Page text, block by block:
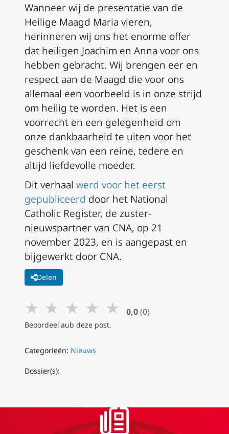
Wanneer wij de presentatie van de
Heilige Maagd Maria vieren,
herinneren wij ons het enorme offer
dat heiligen Joachim en Anna voor ons
hebben gebracht. Wij brengen eer en
respect aan de Maagd die voor ons
allemaal een voorbeeld is in onze strijd
om heilig te worden. Het is een
voorrecht en een gelegenheid om
onze dankbaarheid te uiten voor het
geschenk van een reine, tedere en
altijd liefdevolle moeder.
Dit verhaal werd voor het eerst
gepubliceerd door het National
Catholic Register, de zuster-
nieuwspartner van CNA, op 21
november 2023, en is aangepast en
bijgewerkt door CNA.
Delen
★ ★ ★ ★ ★ 0,0 (0)
Beoordeel aub deze post.
Categorieën: Nieuws
Dossier(s):